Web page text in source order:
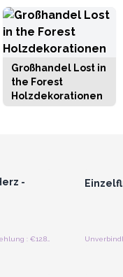
Großhandel Lost in
the Forest
Holzdekorationen
-
Unverbindliche Preisempfehlung : €12.80/Stück